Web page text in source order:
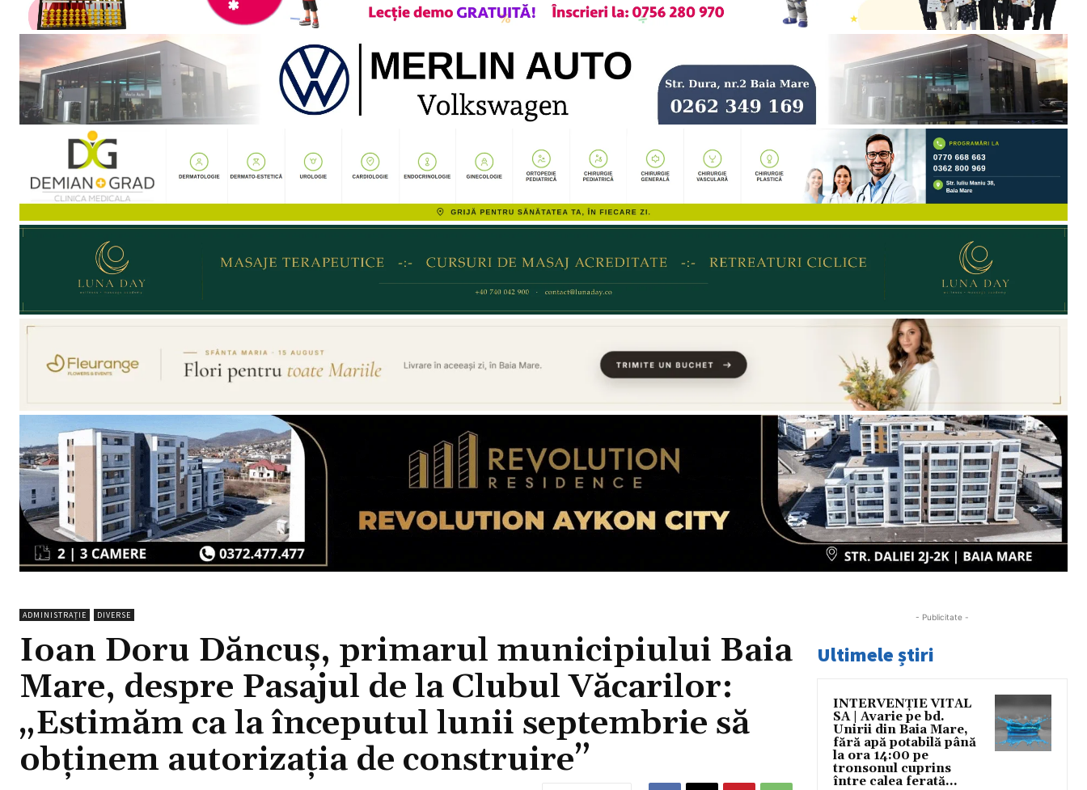
ADMINISTRAȚIE DIVERSE
Ioan Doru Dăncuș, primarul municipiului Baia
Mare, despre Pasajul de la Clubul Văcarilor:
„Estimăm ca la începutul lunii septembrie să
obținem autorizația de construire”
- Publicitate -
Ultimele știri
INTERVENȚIE VITAL
SA | Avarie pe bd.
Unirii din Baia Mare,
fără apă potabilă până
la ora 14:00 pe
tronsonul cuprins
între calea ferată...